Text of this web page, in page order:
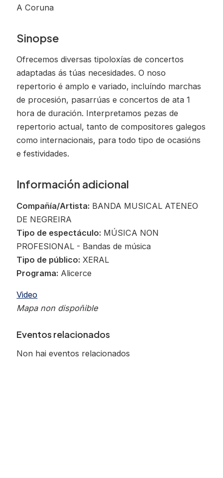
A Coruna
Sinopse
Ofrecemos diversas tipoloxías de concertos
adaptadas ás túas necesidades. O noso
repertorio é amplo e variado, incluíndo marchas
de procesión, pasarrúas e concertos de ata 1
hora de duración. Interpretamos pezas de
repertorio actual, tanto de compositores galegos
como internacionais, para todo tipo de ocasións
e festividades.
Información adicional
Compañía/Artista: BANDA MUSICAL ATENEO
DE NEGREIRA
Tipo de espectáculo: MÚSICA NON
PROFESIONAL - Bandas de música
Tipo de público: XERAL
Programa: Alicerce
Video
Mapa non dispoñible
Eventos relacionados
Non hai eventos relacionados